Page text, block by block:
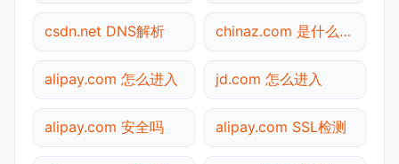
csdn.net DNS解析 chinaz.com 是什么网站
alipay.com 怎么进入 jd.com 怎么进入
alipay.com 安全吗 alipay.com SSL检测